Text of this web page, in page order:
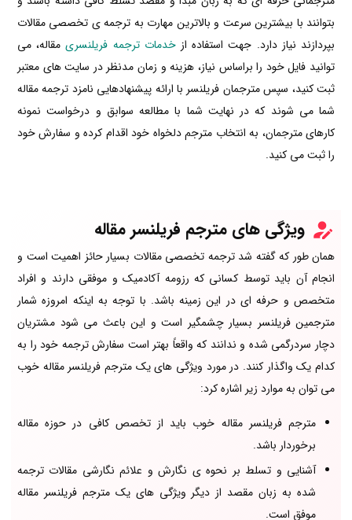
بتوانند با بیشترین سرعت و بالاترین مهارت به ترجمه ی تخصصی مقالات
بپردازند نیاز دارد. جهت استفاده ازخدمات ترجمه فریلنسریمقاله، می
توانید فایل خود را براساس نیاز، هزینه و زمان مدنظر در سایت های معتبر
ثبت کنید، سپس مترجمان فریلنسر با ارائه پیشنهادهایی نامزد ترجمه مقاله
شما می شوند که در نهایت شما با مطالعه سوابق و درخواست نمونه
کارهای مترجمان، به انتخاب مترجم دلخواه خود اقدام کرده و سفارش خود
را ثبت می کنید.
ویژگی های مترجم فریلنسر مقاله
همان طور که گفته شد ترجمه تخصصی مقالات بسیار حائز اهمیت است و
انجام آن باید توسط کسانی که رزومه آکادمیک و موفقی دارند و افراد
متخصص و حرفه ای در این زمینه باشد. با توجه به اینکه امروزه شمار
مترجمین فریلنسر بسیار چشمگیر است و این باعث می شود مشتریان
دچار سردرگمی شده و ندانند که واقعاً بهتر است سفارش ترجمه خود را به
کدام یک واگذار کنند. در مورد ویژگی های یک مترجم فریلنسر مقاله خوب
می توان به موارد زیر اشاره کرد:
مترجم فریلنسر مقاله خوب باید از تخصص کافی در حوزه مقاله
برخوردار باشد.
آشنایی و تسلط بر نحوه ی نگارش و علائم نگارشی مقالات ترجمه
شده به زبان مقصد از دیگر ویژگی های یک مترجم فریلنسر مقاله
موفق است.